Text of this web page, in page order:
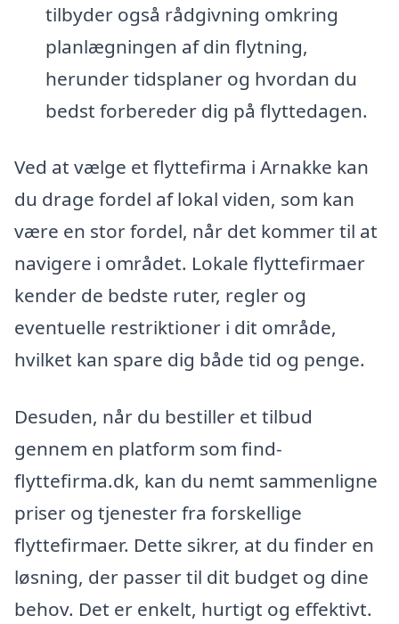
tilbyder også rådgivning omkring
planlægningen af din flytning,
herunder tidsplaner og hvordan du
bedst forbereder dig på flyttedagen.
Ved at vælge et flyttefirma i Arnakke kan
du drage fordel af lokal viden, som kan
være en stor fordel, når det kommer til at
navigere i området. Lokale flyttefirmaer
kender de bedste ruter, regler og
eventuelle restriktioner i dit område,
hvilket kan spare dig både tid og penge.
Desuden, når du bestiller et tilbud
gennem en platform som find-
flyttefirma.dk, kan du nemt sammenligne
priser og tjenester fra forskellige
flyttefirmaer. Dette sikrer, at du finder en
løsning, der passer til dit budget og dine
behov. Det er enkelt, hurtigt og effektivt.